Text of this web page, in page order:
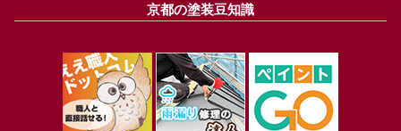
京都の塗装豆知識